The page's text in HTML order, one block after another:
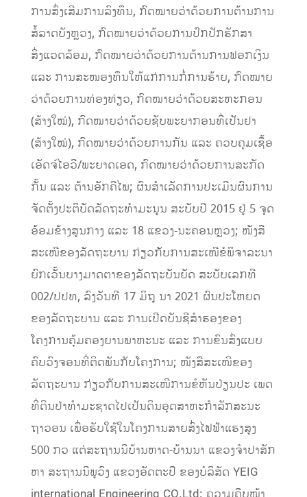
ການສົ່ງເສີມການລົງທຶນ, ກົດໝາຍວ່າດ້ວຍການຕ້ານການ
ສໍ້ລາດບັງຫຼວງ, ກົດໝາຍວ່າດ້ວຍການປົກປັກຮັກສາ
ສິ່ງແວດລ້ອມ, ກົດໝາຍວ່າດ້ວຍການຕ້ານການຟອກເງິນ
ແລະ ການສະໜອງທຶນໃຫ້ແກ່ການກໍ່ການຮ້າຍ, ກົດໝາຍ
ວ່າດ້ວຍການທ່ອງທ່ຽວ, ກົດໝາຍວ່າດ້ວຍສະຫະກອນ
(ສ້າງໃໝ່), ກົດໝາຍວ່າດ້ວຍຊັບພະຍາກອນທີ່ເປັນຢາ
(ສ້າງໃໝ່), ກົດໝາຍວ່າດ້ວຍການກັນ ແລະ ຄວບຄຸມເຊື້ອ
ເອັດຈ໌ໄອວີ/ພະຍາດເອດ, ກົດໝາຍວ່າດ້ວຍການສະກັດ
ກັ້ນ ແລະ ຕ້ານອັກຄີໄພ; ຜົນສຳເລັດການປະເມີນຜົນການ
ຈັດຕັ້ງປະຕິບັດລັດຖະທຳມະນູນ ສະບັບປີ 2015 ຢູ່ 5 ຈຸດ
ອ້ອມຂ້າງສູນກາງ ແລະ 18 ແຂວງ-ນະຄອນຫຼວງ; ໜັງສື
ສະເໜີຂອງລັດຖະບານ ກ່ຽວກັບການສະເໜີຂໍພິຈາລະນາ
ຍົກເວັ້ນບາງມາດຕາຂອງລັດຖະບັນຍັດ ສະບັບເລກທີ
002/ປປທ, ລົງວັນທີ 17 ມິຖຸ ນາ 2021 ຜົນປະໂຫຍດ
ຂອງລັດຖະບານ ແລະ ການເປີດບັນຊີສຳຮອງຂອງ
ໂຄງການຄຸ້ມຄອງຍານພາຫະນະ ແລະ ການຂົນສົ່ງແບບ
ຄົບວົງຈອນທີ່ຕິດພັນກັບໂຄງການ; ໜັງສືສະເໜີຂອງ
ລັດຖະບານ ກ່ຽວກັບການສະເໜີການຂໍຫັນປ່ຽນປະ ເພດ
ທີ່ດິນປ່າທຳມະຊາດໄປເປັນດິນອຸດສາຫະກຳລັກສະນະ
ຖາວອນ ເພື່ອຮັບໃຊ້ໃນໂຄງການສາຍສົ່ງໄຟຟ້າແຮງສູງ
500 ກວ ແຕ່ສະຖານນີບ້ານຫາດ-ບ້ານນາ ແຂວງຈຳປາສັກ
ຫາ ສະຖານນີພູວົງ ແຂວງອັດຕະປື ຂອງບໍລິສັດ YEIG